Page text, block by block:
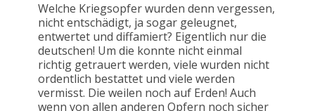
Welche Kriegsopfer wurden denn vergessen,
nicht entschädigt, ja sogar geleugnet,
entwertet und diffamiert? Eigentlich nur die
deutschen! Um die konnte nicht einmal
richtig getrauert werden, viele wurden nicht
ordentlich bestattet und viele werden
vermisst. Die weilen noch auf Erden! Auch
wenn von allen anderen Opfern noch sicher